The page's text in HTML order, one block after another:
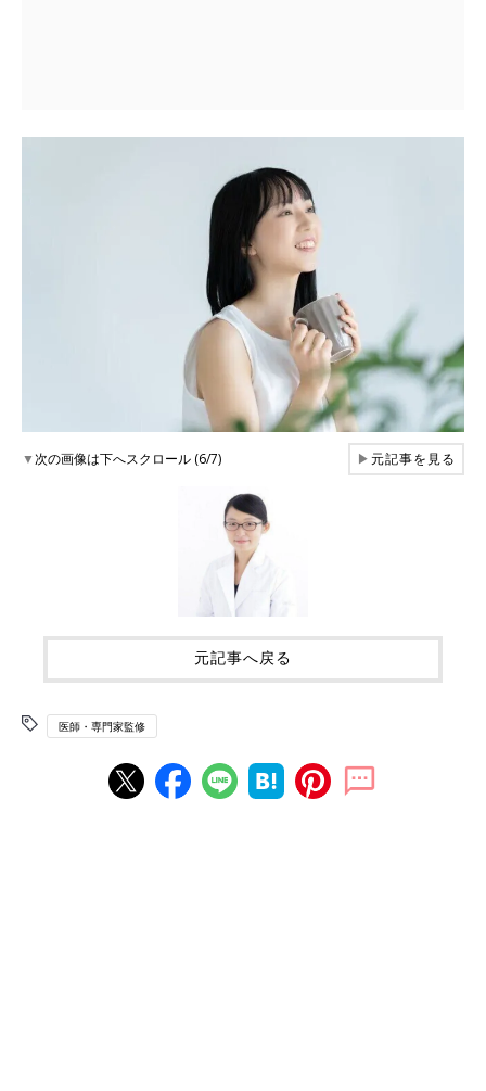
▼次の画像は下へスクロール (6/7) ▶元記事を見る
元記事へ戻る
医師・専門家監修